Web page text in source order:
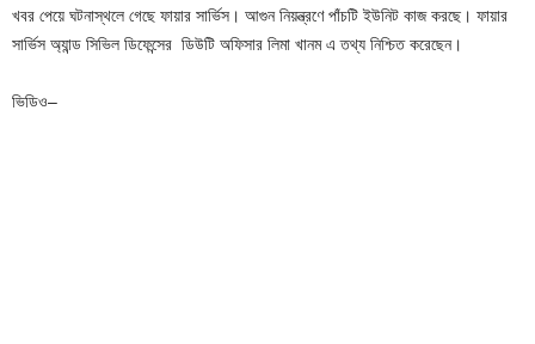
খবর পেয়ে ঘটনাস্থলে গেছে ফায়ার সার্ভিস। আগুন নিয়ন্ত্রণে পাঁচটি ইউনিট কাজ করছে। ফায়ার
সার্ভিস অ্যান্ড সিভিল ডিফেন্সের ডিউটি অফিসার লিমা খানম এ তথ্য নিশ্চিত করেছেন।
ভিডিও–